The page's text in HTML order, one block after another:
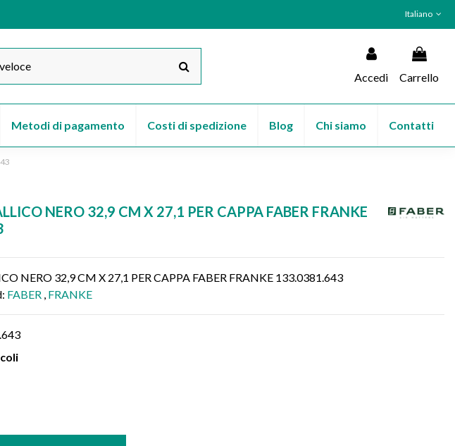
Italiano
Accedi Carrello
Contatti
Chi siamo
Blog
Costi di spedizione
Metodi di pagamento
NERO 32,9 CM X 27,1 PER CAPPA FABER FRANKE
NERO 32,9 CM X 27,1 PER CAPPA FABER FRANKE 133.0381.643
FABER FRANKE